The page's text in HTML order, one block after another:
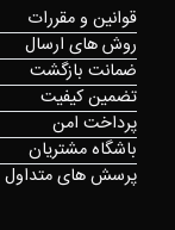
قوانین و مقررات
روش های ارسال
ضمانت بازگشت
تضمین کیفیت
پرداخت امن
باشگاه مشتریان
پرسش های متداول